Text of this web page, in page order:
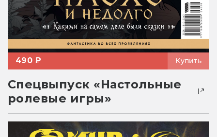
490 ₽ Купить
Спецвыпуск «Настольные
ролевые игры»